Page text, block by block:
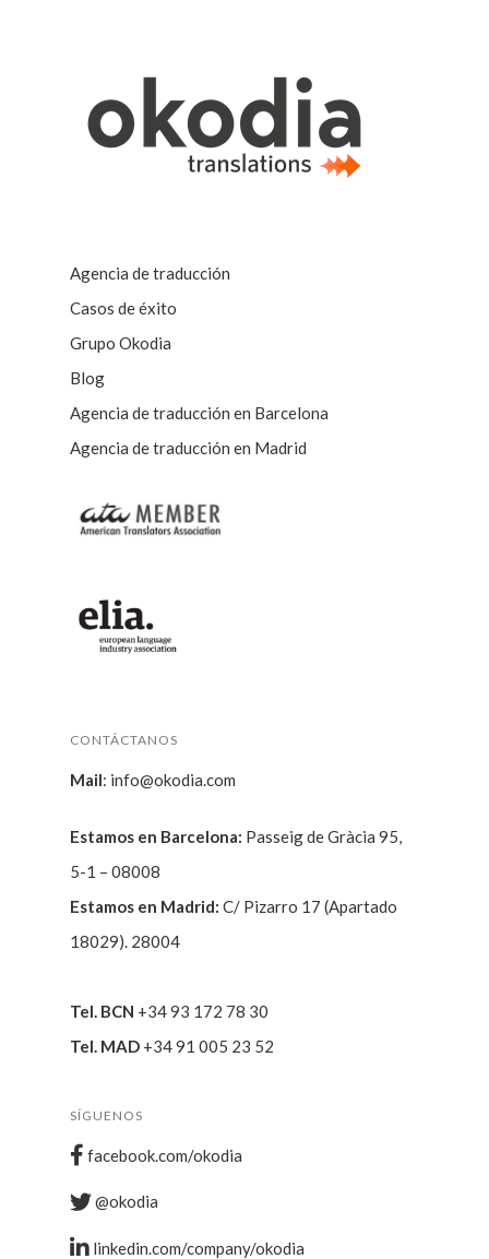
Agencia de traducción
Casos de éxito
Grupo Okodia
Blog
Agencia de traducción en Barcelona
Agencia de traducción en Madrid
CONTÁCTANOS
Mail: info@okodia.com
Estamos en Barcelona: Passeig de Gràcia 95,
5-1 – 08008
Estamos en Madrid: C/ Pizarro 17 (Apartado
18029). 28004
Tel. BCN +34 93 172 78 30
Tel. MAD +34 91 005 23 52
SÍGUENOS
facebook.com/okodia
@okodia
linkedin.com/company/okodia